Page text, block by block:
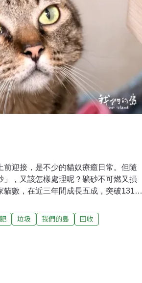
的永續敘事展示。美科實業創辦人兼總
做的不只是一瓶具有清潔力的產品，而
迎接，是不少的貓奴療癒日常。但隨
，又該怎樣處理呢？礦砂不可燃又損
數，在近三年間成長五成，突破131萬
。最常見的礦砂，因價格親民、模擬
無法燃燒、不可沖進馬桶、吸水後重
一般家庭垃圾，垃圾車不得拒收，但
垃圾 我們的島
回收